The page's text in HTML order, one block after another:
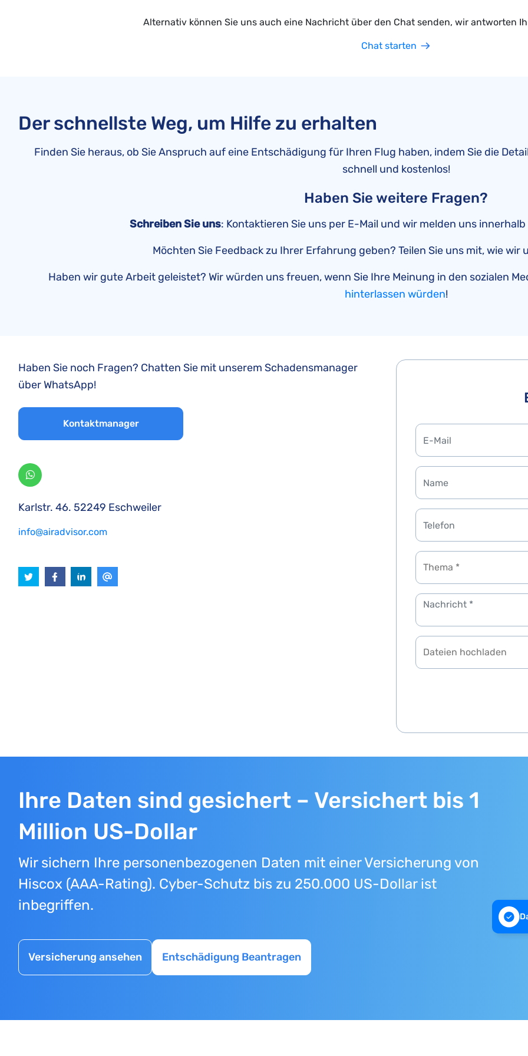
Alternativ können Sie uns auch eine Nachricht über den Chat senden, wir antworten
Chat starten
Der schnellste Weg, um Hilfe zu erhalten
Finden Sie heraus, ob Sie Anspruch auf eine Entschädigung für Ihren Flug haben, indem Sie die
schnell und kostenlos!
Haben Sie weitere Fragen?
Schreiben Sie uns: Kontaktieren Sie uns per E-Mail und wir melden uns
Möchten Sie Feedback zu Ihrer Erfahrung geben? Teilen Sie uns mit, wie wir
Haben wir gute Arbeit geleistet? Wir würden uns freuen, wenn Sie Ihre Meinung in den sozialen
hinterlassen würden!
Haben Sie noch Fragen? Chatten Sie mit unserem Schadensmanager
über WhatsApp!
Kontaktmanager
Karlstr. 46. 52249 Eschweiler
info@airadvisor.com
Thema *
Dateien hochladen
Ihre Daten sind gesichert – Versichert bis 1
Million US-Dollar
Wir sichern Ihre personenbezogenen Daten mit einer Versicherung von
Hiscox (AAA-Rating). Cyber-Schutz bis zu 250.000 US-Dollar ist
inbegriffen.
Versicherung ansehen Entschädigung Beantragen